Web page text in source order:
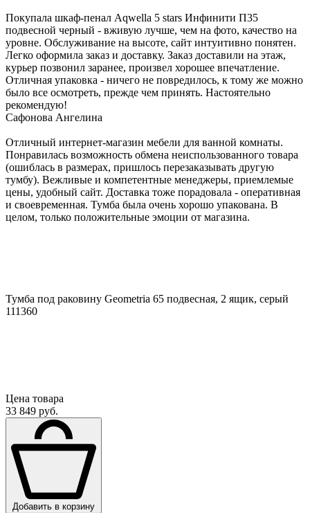
Покупала шкаф-пенал Aqwella 5 stars Инфинити П35
подвесной черный - вживую лучше, чем на фото, качество на
уровне. Обслуживание на высоте, сайт интуитивно понятен.
Легко оформила заказ и доставку. Заказ доставили на этаж,
курьер позвонил заранее, произвел хорошее впечатление.
Отличная упаковка - ничего не повредилось, к тому же можно
было все осмотреть, прежде чем принять. Настоятельно
рекомендую!
Сафонова Ангелина
Отличный интернет-магазин мебели для ванной комнаты.
Понравилась возможность обмена неиспользованного товара
(ошиблась в размерах, пришлось перезаказывать другую
тумбу). Вежливые и компетентные менеджеры, приемлемые
цены, удобный сайт. Доставка тоже порадовала - оперативная
и своевременная. Тумба была очень хорошо упакована. В
целом, только положительные эмоции от магазина.
Тумба под раковину Geometria 65 подвесная, 2 ящик, серый
111360
Цена товара
33 849 руб.
Добавить в корзину